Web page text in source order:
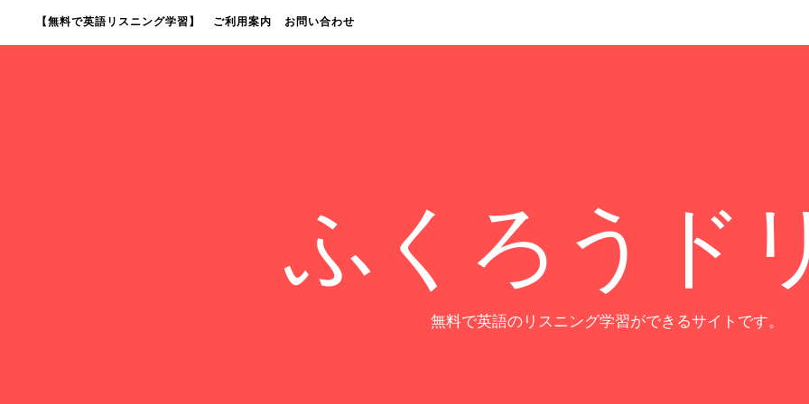
【無料で英語リスニング学習】 ご利用案内 お問い合わせ
ふくろうド
無料で英語のリスニング学習ができるサイトです。